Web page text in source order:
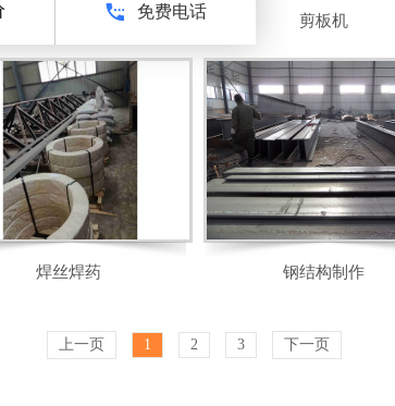
剪板机
焊丝焊药 钢结构制作
上一页 1 2 3 下一页
免费电话